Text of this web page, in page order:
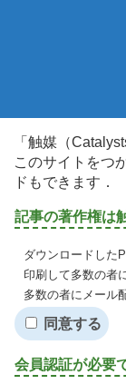
「触媒（
このサイトをつ
ドもできます．
記事の著作権は
ダウンロードした
印刷して多数の者
多数の者にメール
同意する
会員認証が必要